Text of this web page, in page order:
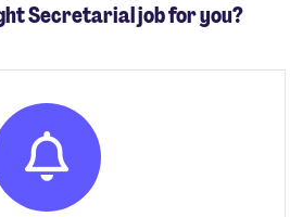
Secretarial job for you?